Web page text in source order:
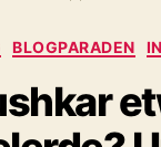
BLOGPARADEN